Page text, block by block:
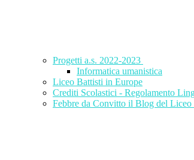
Progetti a.s. 2022-2023
Informatica umanistica
Liceo Battisti in Europe
Crediti Scolastici - Regolamento
Febbre da Convitto il Blog del